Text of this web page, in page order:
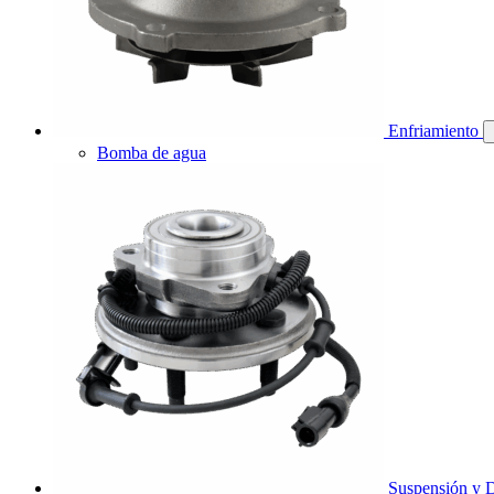
Enfriamiento
Bomba de agua
Suspensión y